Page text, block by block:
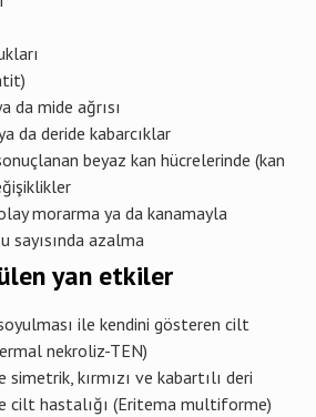
da mide ağrısı
da deride kabarcıklar
beyaz kan hücrelerinde (kan
morarma ya da kanamayla
sayısında azalma
yan etkiler
ile kendini gösteren cilt
nekroliz-TEN)
simetrik, kırmızı ve kabartılı deri
cilt hastalığı (Eritema multiforme)